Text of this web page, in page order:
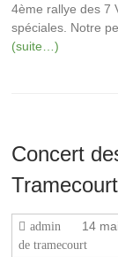
4ème rallye des 7
spéciales. Notre
(suite…)
Concert
Tramecourt
admin 14
de tramecourt